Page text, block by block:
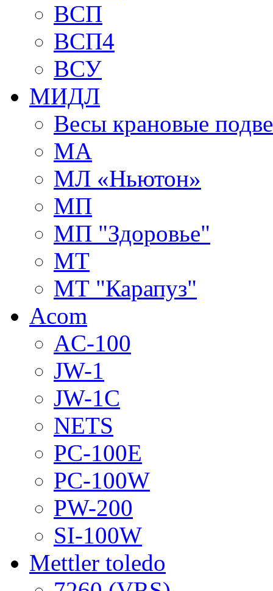
ВСП
ВСП4
ВСУ
МИДЛ
Весы крановые
МА
МЛ «Ньютон»
МП
МП "Здоровье"
МТ
МТ "Карапуз"
Acom
AC-100
JW-1
JW-1C
NETS
PC-100E
PC-100W
PW-200
SI-100W
Mettler toledo